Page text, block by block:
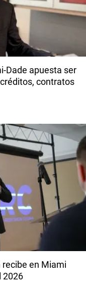
Dade apuesta ser
contratos
en Miami
2026